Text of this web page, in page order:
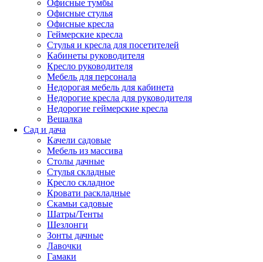
Офисные тумбы
Офисные стулья
Офисные кресла
Геймерские кресла
Стулья и кресла для посетителей
Кабинеты руководителя
Кресло руководителя
Мебель для персонала
Недорогая мебель для кабинета
Недорогие кресла для руководителя
Недорогие геймерские кресла
Вешалка
Сад и дача
Качели садовые
Мебель из массива
Столы дачные
Стулья складные
Кресло складное
Кровати раскладные
Скамьи садовые
Шатры/Тенты
Шезлонги
Зонты дачные
Лавочки
Гамаки